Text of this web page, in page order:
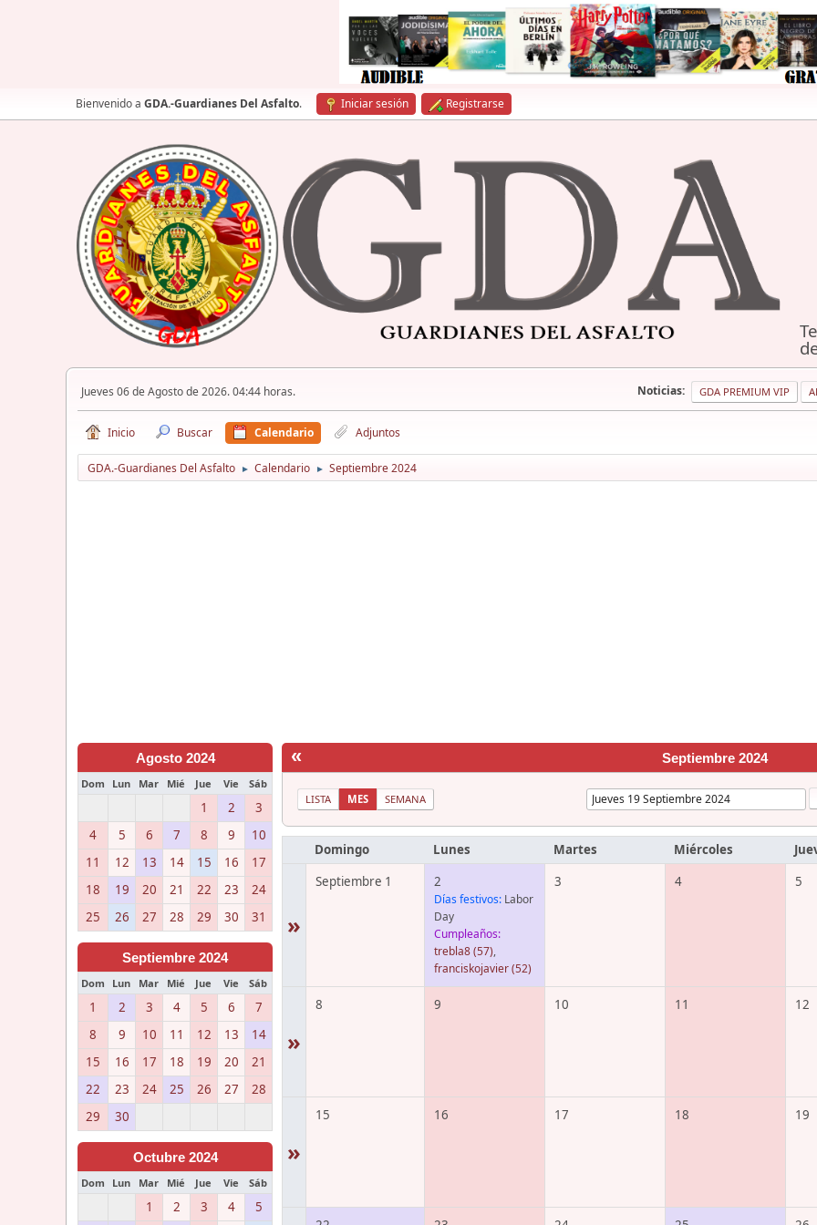
Bienvenido a GDA.-Guardianes Del Asfalto. Iniciar sesión Registrarse
Jueves 06 de Agosto de 2026. 04:44 horas. Noticias: GDA PREMIUM VIP
Inicio Buscar Calendario Adjuntos
GDA.-Guardianes Del Asfalto ► Calendario ► Septiembre 2024
Agosto 2024
Dom Lun Mar Mié Jue Vie Sáb
1 2
3
4
5 6 7 8 9
10
11
12 13 14 15 16
17
18
19 20 21 22 23
24
25
26 27 28 29 30 31
Septiembre 2024
Dom Lun Mar Mié Jue Vie Sáb
1 2 3 4 5 6
7
8
9 10 11 12 13
14
15
16 17 18 19 20
21
22
23 24 25 26 27
28
29
30
Octubre 2024
Dom Lun Mar Mié Jue Vie Sáb
1 2 3 4 5
« Septiembre 2024
LISTA MES SEMANA
Domingo Lunes Martes Miércoles
»
Septiembre 1 2
Días festivos: Labor
Day
Cumpleaños:
trebla8(57),
franciskojavier(52)
3 4 5
»
8 9 10 11 12
»
15 16 17 18 19